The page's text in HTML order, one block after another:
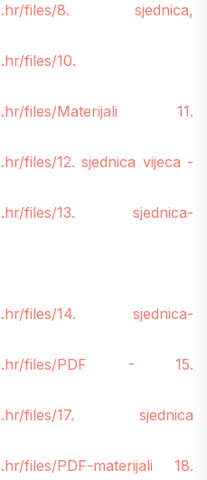
files/8. sjednica,
files/10.
files/Materijali 11.
files/12. sjednica vijeca -
files/13. sjednica-
files/14. sjednica-
files/PDF - 15.
files/17. sjednica
files/PDF-materijali 18.